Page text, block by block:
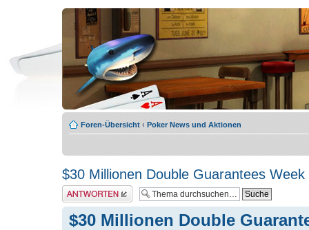
Foren-Übersicht ‹ Poker News und Aktionen
$30 Millionen Double Guarantees Week
Antwort erstellen
$30 Millionen Double